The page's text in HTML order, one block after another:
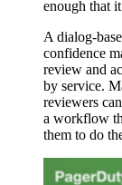
enough that
A dialog-
confidence
review and
by service.
reviewers
a workflow
them to do